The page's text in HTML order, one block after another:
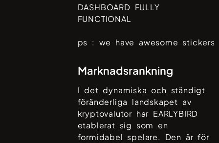
DASHBOARD FULLY
FUNCTIONAL
ps : we have awesome stickers
Marknadsrankning
I det dynamiska och ständigt
föränderliga landskapet av
kryptovalutor har EARLYBIRD
etablerat sig som en
formidabel spelare. Den är för